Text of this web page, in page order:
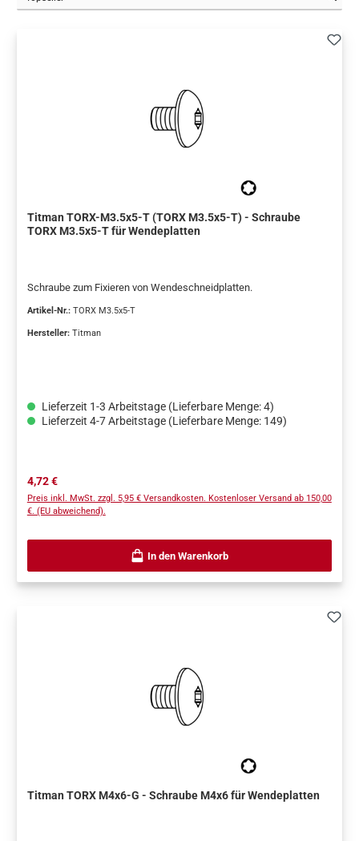
Titman TORX-M3.5x5-T (TORX M3.5x5-T) - Schraube
TORX M3.5x5-T für Wendeplatten
Schraube zum Fixieren von Wendeschneidplatten.
Artikel-Nr.: TORX M3.5x5-T
Hersteller: Titman
Lieferzeit 1-3 Arbeitstage (Lieferbare Menge: 4)
Lieferzeit 4-7 Arbeitstage (Lieferbare Menge: 149)
Regulärer Preis:
4,72 €
Preis inkl. MwSt. zzgl. 5,95 € Versandkosten. Kostenloser Versand ab 150,00
€. (EU abweichend).
In den Warenkorb
Titman TORX M4x6-G - Schraube M4x6 für Wendeplatten